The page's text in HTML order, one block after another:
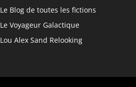
Le Blog de toutes les fictions
Le Voyageur Galactique
Lou Alex Sand Relooking